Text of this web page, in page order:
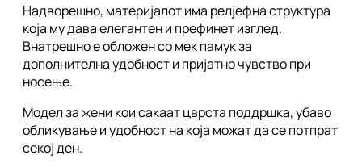
Надворешно, материјалот има релјефна структура
која му дава елегантен и префинет изглед.
Внатрешно е обложен со мек памук за
дополнителна удобност и пријатно чувство при
носење.
Модел за жени кои сакаат цврста поддршка, убаво
обликување и удобност на која можат да се потпрат
секој ден.